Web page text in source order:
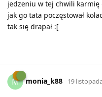
jedzeniu w tej chwili
jak go tata poczęstował
tak się drapał :[
M monia_k88 19